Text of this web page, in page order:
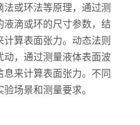
或环法等原理，通过测
液滴或环的尺寸参数，结
算表面张力。动态法则
动，通过测量液体表面波
来计算表面张力。不同
场景和测量要求。